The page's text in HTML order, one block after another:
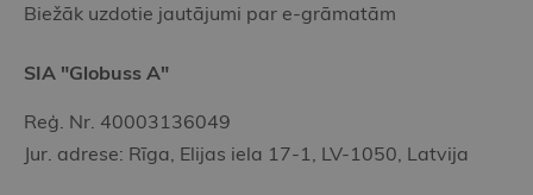
Biežāk uzdotie jautājumi par e-grāmatām
SIA "Globuss A"
Reģ. Nr. 40003136049
Jur. adrese: Rīga, Elijas iela 17-1, LV-1050, Latvija